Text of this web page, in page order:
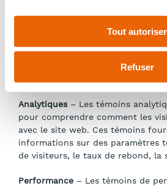
Tout autoriser
Refuser
– Les témoins
partage du contenu du site web
de médias sociaux, la collecte de
Analytiques – Les témoins
pour comprendre comment les
avec le site web. Ces témoins
informations sur des paramètres
de visiteurs, le taux de rebond, la
Performance – Les témoins de